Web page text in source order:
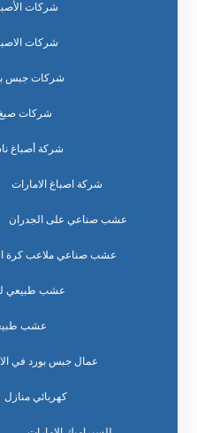
شركات
شركات
شركات جبس
شركات صبغ
شركة أصباغ
شركة اصباغ الامارات
عشب صناعي على الجدران
عشب صناعي ملاعب كرة
عشب طبيعي
عشب
عمال جبس بورد في
كهربائي منازل